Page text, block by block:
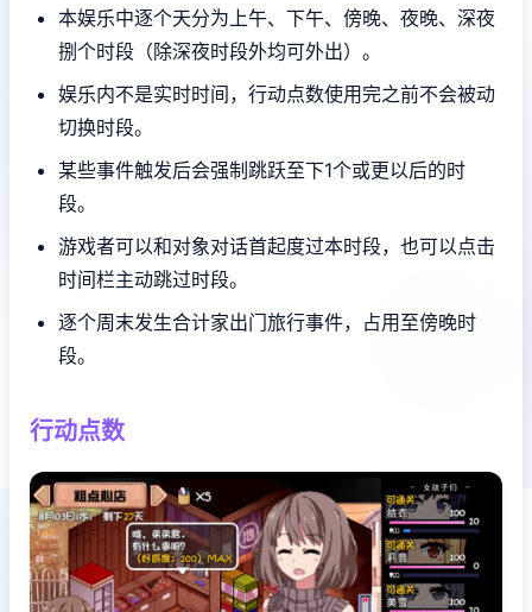
本娱乐中逐个天分为上午、下午、傍晚、夜晚、深夜
捌个时段（除深夜时段外均可外出）。
娱乐内不是实时时间，行动点数使用完之前不会被动
切换时段。
某些事件触发后会强制跳跃至下1个或更以后的时
段。
游戏者可以和对象对话首起度过本时段，也可以点击
时间栏主动跳过时段。
逐个周末发生合计家出门旅行事件，占用至傍晚时
段。
行动点数